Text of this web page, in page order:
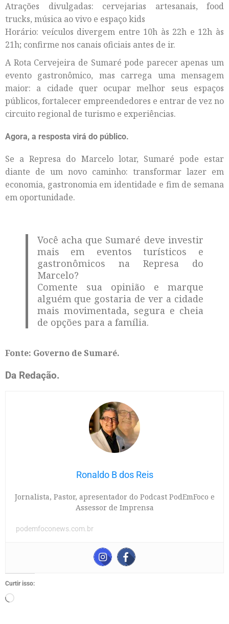
Atrações divulgadas: cervejarias artesanais, food
trucks, música ao vivo e espaço kids
Horário: veículos divergem entre 10h às 22h e 12h às
21h; confirme nos canais oficiais antes de ir.
A Rota Cervejeira de Sumaré pode parecer apenas um
evento gastronômico, mas carrega uma mensagem
maior: a cidade quer ocupar melhor seus espaços
públicos, fortalecer empreendedores e entrar de vez no
circuito regional de turismo e experiências.
Agora, a resposta virá do público.
Se a Represa do Marcelo lotar, Sumaré pode estar
diante de um novo caminho: transformar lazer em
economia, gastronomia em identidade e fim de semana
em oportunidade.
Você acha que Sumaré deve investir
mais em eventos turísticos e
gastronômicos na Represa do
Marcelo?
Comente sua opinião e marque
alguém que gostaria de ver a cidade
mais movimentada, segura e cheia
de opções para a família.
Fonte: Governo de Sumaré.
Da Redação.
Ronaldo B dos Reis
Jornalista, Pastor, apresentador do Podcast PodEmFoco e
Assessor de Imprensa
podemfoconews.com.br
Curtir isso: